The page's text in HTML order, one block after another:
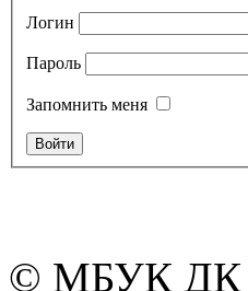
Логин
Пароль
Запомнить меня
© МБУК ДК